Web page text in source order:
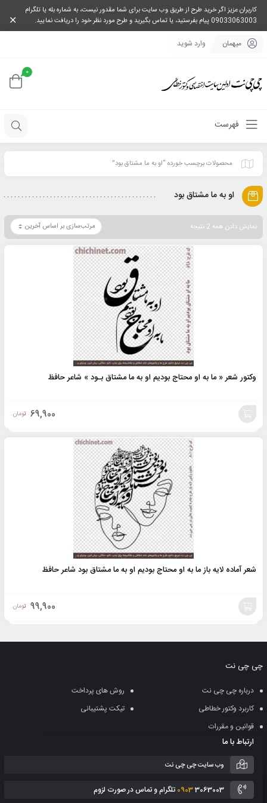
کاربران عزیز اگر خرید طرح از طریق وب سایت برای شما مقدور نیست، به شماره بله یا تلگرام
09033063003 پیام بفرستید، یا تماس بگیرید و طرح مورد نظر خود را دریافت نمایید.
میهمان وارد شوید
0
فهرست
محصولات برچسب خورده “او به ما مشتاق بود”
او به ما مشتاق بود
نمایش دادن همه 2 نتیجه
وکتور شعر « ما به او محتاج بودیم او به ما مشتاق بـود » شاعر حافظ
69,900 تومان
شعر آماده لایه باز ما به او محتاج بودیم او به ما مشتاق بود شاعر حافظ
99,900 تومان
سبد
چی چی نت
درباره چی چی نت
روش های پرداخت
کاربرد وکتور خطاطی
تیکت پشتیبانی
قوانین و مقررات
ارتباط با ما
وب سایت چی چی نت
09033063003 تلگرام و تماس در صورت لزوم